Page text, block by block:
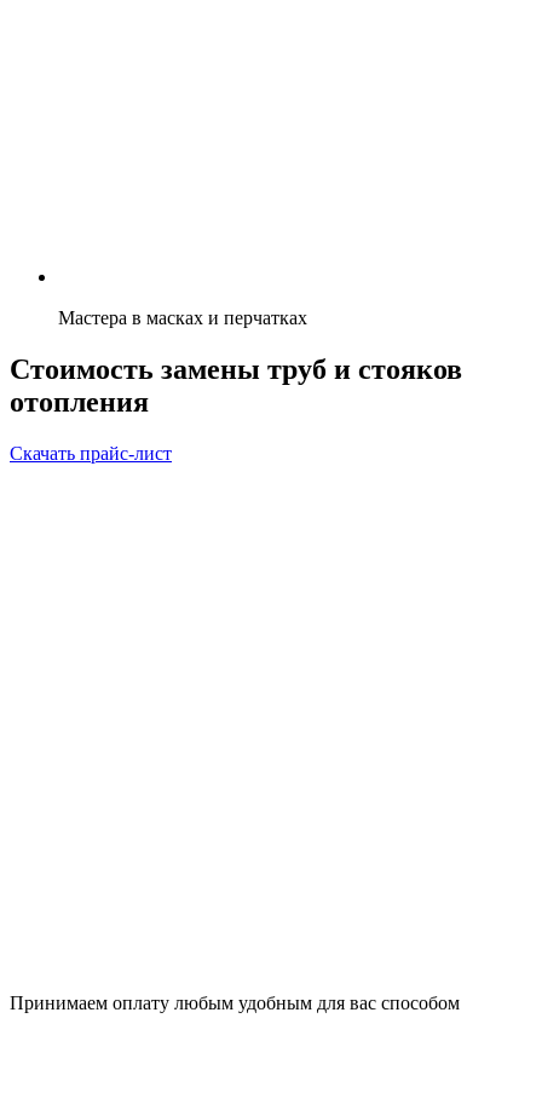
Мастера в масках и перчатках
Стоимость замены труб и стояков
отопления
Скачать прайс-лист
Принимаем оплату любым удобным для вас способом